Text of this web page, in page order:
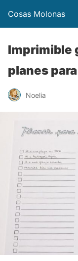
Cosas Molonas
Imprimible
planes
Noelia